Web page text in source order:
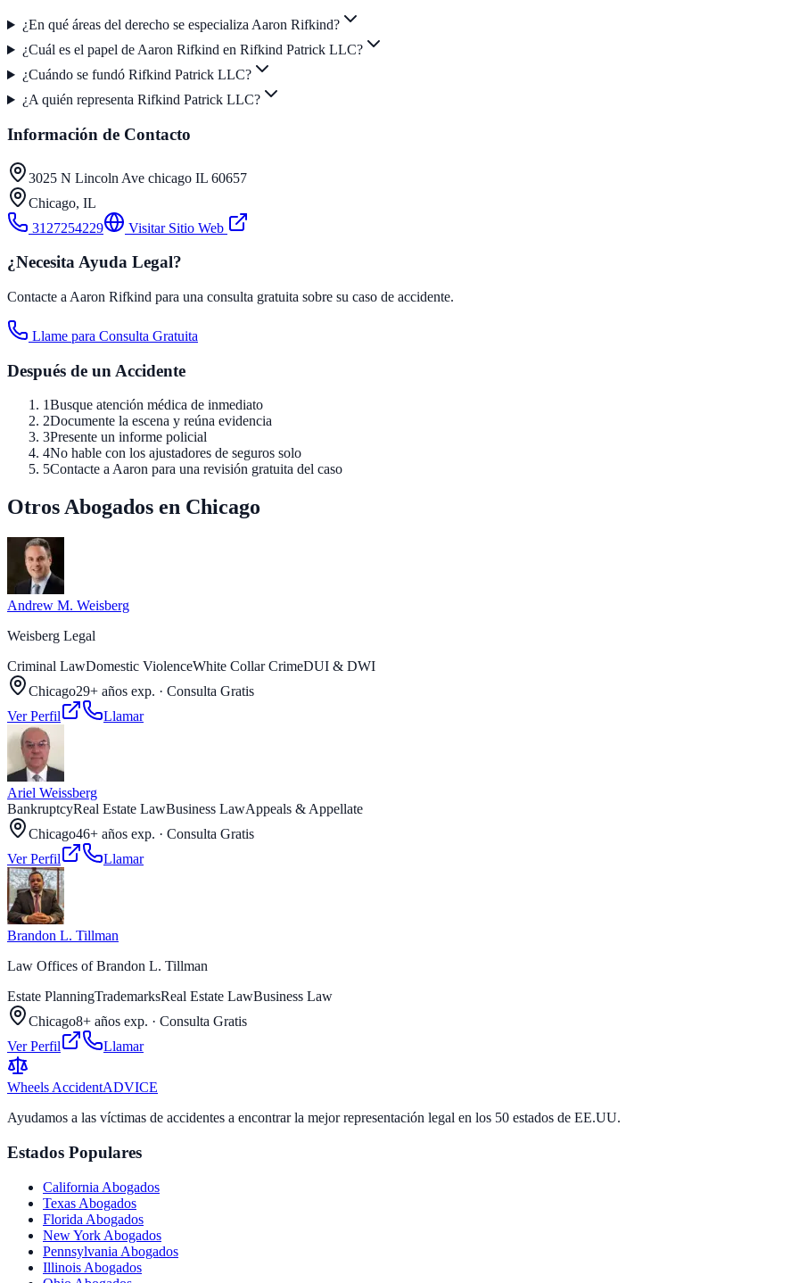
¿En qué áreas del derecho se especializa Aaron Rifkind?
¿Cuál es el papel de Aaron Rifkind en Rifkind Patrick LLC?
¿Cuándo se fundó Rifkind Patrick LLC?
¿A quién representa Rifkind Patrick LLC?
Información de Contacto
3025 N Lincoln Ave chicago IL 60657
Chicago, IL
3127254229
Visitar Sitio Web
¿Necesita Ayuda Legal?
Contacte a Aaron Rifkind para una consulta gratuita sobre su caso de accidente.
Llame para Consulta Gratuita
Después de un Accidente
1Busque atención médica de inmediato
2Documente la escena y reúna evidencia
3Presente un informe policial
4No hable con los ajustadores de seguros solo
5Contacte a Aaron para una revisión gratuita del caso
Otros Abogados en Chicago
Andrew M. Weisberg
Weisberg Legal
Criminal LawDomestic ViolenceWhite Collar CrimeDUI & DWI
Chicago29+ años exp. · Consulta Gratis
Ver Perfil
Llamar
Ariel Weissberg
BankruptcyReal Estate LawBusiness LawAppeals & Appellate
Chicago46+ años exp. · Consulta Gratis
Ver Perfil
Llamar
Brandon L. Tillman
Law Offices of Brandon L. Tillman
Estate PlanningTrademarksReal Estate LawBusiness Law
Chicago8+ años exp. · Consulta Gratis
Ver Perfil
Llamar
Wheels AccidentADVICE
Ayudamos a las víctimas de accidentes a encontrar la mejor representación legal en los 50 estados de EE.UU.
Estados Populares
California Abogados
Texas Abogados
Florida Abogados
New York Abogados
Pennsylvania Abogados
Illinois Abogados